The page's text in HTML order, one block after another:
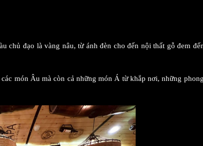
chủ đạo là vàng nâu, từ ánh đèn cho đến nội thất gỗ đem
món Âu mà còn cả những món Á từ khắp nơi, những